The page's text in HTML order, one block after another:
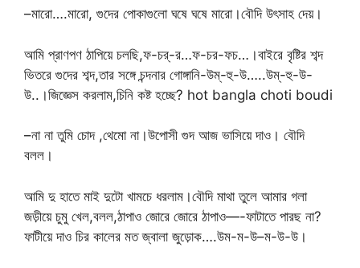
–মারো….মারো, গুদের পোকাগুলো ঘষে ঘষে মারো।বৌদি উৎসাহ দেয়।
আমি প্রাণপণ ঠাপিয়ে চলছি,ফ-চর্-র…ফ-চর-ফচ…।বাইরে বৃষ্টির শব্দ
ভিতরে গুদের শব্দ,তার সঙ্গে চন্দনার গোঙ্গানি-উম্-হু-উ…..উম্-হু-উ-
উ..।জিজ্ঞেস করলাম,চিনি কষ্ট হচ্ছে? hot bangla choti boudi
–না না তুমি চোদ ,থেমো না।উপোসী গুদ আজ ভাসিয়ে দাও। বৌদি
বলল।
আমি দু হাতে মাই দুটো খামচে ধরলাম।বৌদি মাথা তুলে আমার গলা
জড়ীয়ে চুমু খেল,বলল,ঠাপাও জোরে জোরে ঠাপাও—-ফাটাতে পারছ না?
ফাটীয়ে দাও চির কালের মত জ্বালা জুড়োক….উম-ম-উ–ম-উ-উ।